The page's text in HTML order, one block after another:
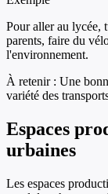
Pour aller au lycée,
parents, faire du
l'environnement.
À retenir : Une
variété des
Espaces
urbaines
Les espaces